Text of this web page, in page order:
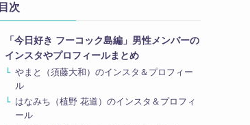
目次
「今日好き フーコック島編」男性メンバーの
インスタやプロフィールまとめ
やまと（須藤大和）のインスタ＆プロフィー
ル
はなみち（植野 花道）のインスタ＆プロフィ
ール